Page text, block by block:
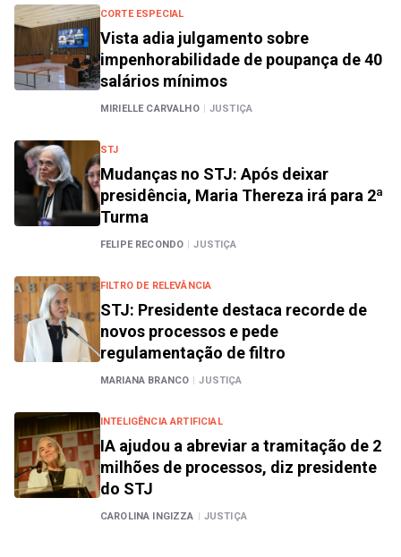
CORTE ESPECIAL
Vista adia julgamento sobre
impenhorabilidade de poupança de 40
salários mínimos
MIRIELLE CARVALHO | JUSTIÇA
STJ
Mudanças no STJ: Após deixar
presidência, Maria Thereza irá para 2ª
Turma
FELIPE RECONDO | JUSTIÇA
FILTRO DE RELEVÂNCIA
STJ: Presidente destaca recorde de
novos processos e pede
regulamentação de filtro
MARIANA BRANCO | JUSTIÇA
INTELIGÊNCIA ARTIFICIAL
IA ajudou a abreviar a tramitação de 2
milhões de processos, diz presidente
do STJ
CAROLINA INGIZZA | JUSTIÇA